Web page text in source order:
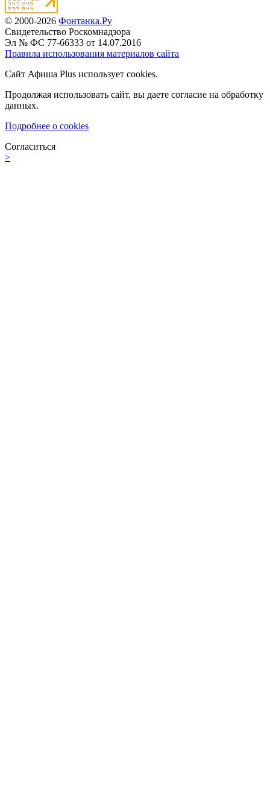
© 2000-2026 Фонтанка.Ру
Свидетельство Роскомнадзора
Эл № ФС 77-66333 от 14.07.2016
Правила использования материалов сайта
Сайт Афиша Plus использует cookies.
Продолжая использовать сайт, вы даете согласие на обработку
данных.
Подробнее о cookies
Согласиться
>